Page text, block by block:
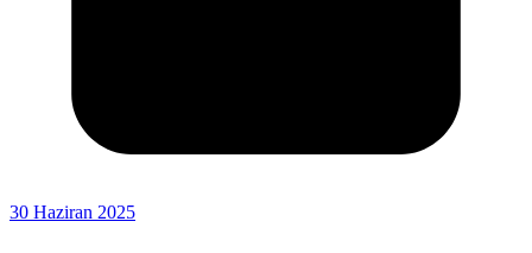
30 Haziran 2025